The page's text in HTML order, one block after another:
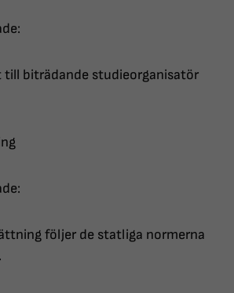
studieorganisatör
följer de statliga normerna